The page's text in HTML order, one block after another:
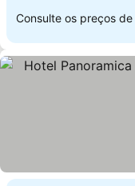
Consulte os preços de